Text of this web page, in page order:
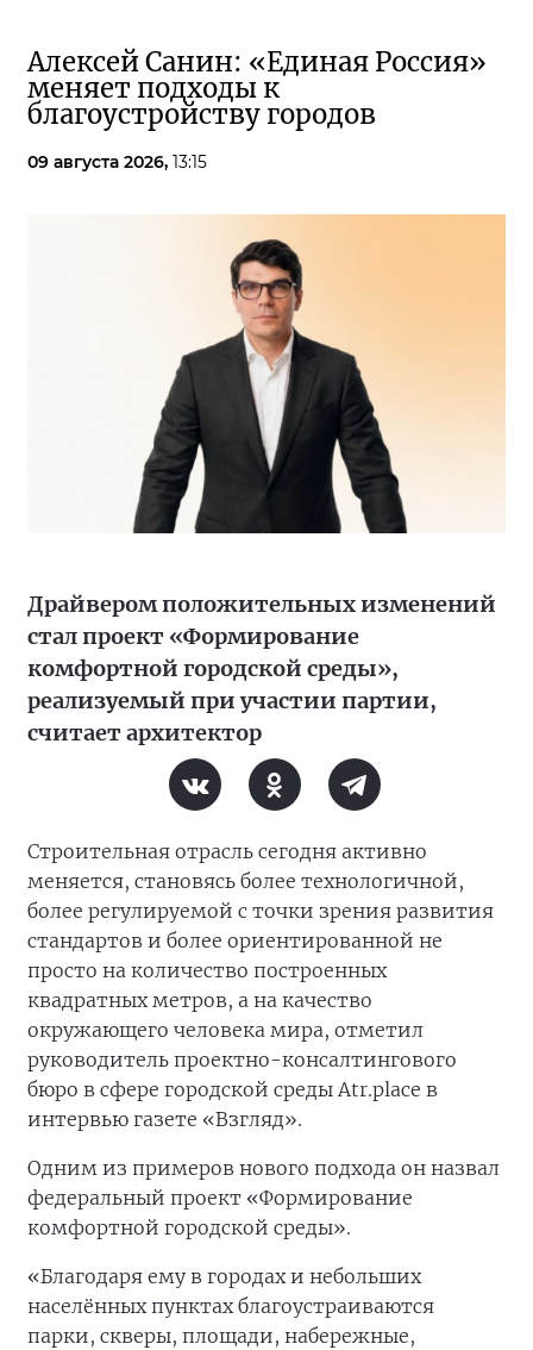
Алексей Санин: «Единая Россия»
меняет подходы к
благоустройству городов
09 августа 2026, 13:15
Драйвером положительных изменений
стал проект «Формирование
комфортной городской среды»,
реализуемый при участии партии,
считает архитектор
Строительная отрасль сегодня активно
меняется, становясь более технологичной,
более регулируемой с точки зрения развития
стандартов и более ориентированной не
просто на количество построенных
квадратных метров, а на качество
окружающего человека мира, отметил
руководитель проектно-консалтингового
бюро в сфере городской среды Atr.place в
интервью газете «Взгляд».
Одним из примеров нового подхода он назвал
федеральный проект «Формирование
комфортной городской среды».
«Благодаря ему в городах и небольших
населённых пунктах благоустраиваются
парки, скверы, площади, набережные,